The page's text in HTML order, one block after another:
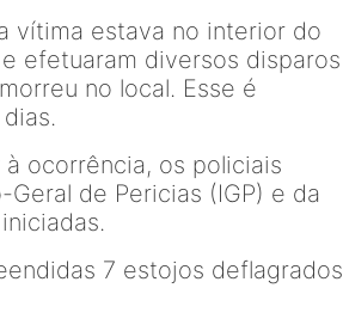
vítima estava no interior do
efetuaram diversos disparos
no local. Esse é
ocorrência, os policiais
de Pericias (IGP) e da
7 estojos deflagrados